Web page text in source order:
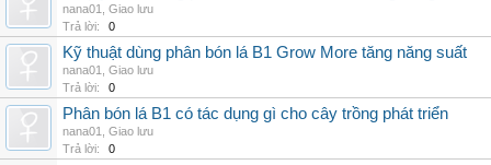
nana01
Giao lưu
Trả lời:
0
Kỹ thuật dùng phân bón lá B1 Grow More tăng năng suất
nana01
Giao lưu
Trả lời:
0
Phân bón lá B1 có tác dụng gì cho cây trồng phát triển
nana01
Giao lưu
Trả lời:
0